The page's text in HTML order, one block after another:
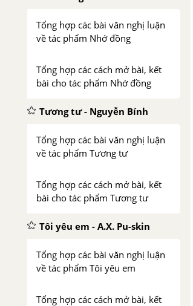
Tổng hợp các bài văn nghị luận
về tác phẩm Nhớ đồng
Tổng hợp các cách mở bài, kết
bài cho tác phẩm Nhớ đồng
Tương tư - Nguyễn Bính
Tổng hợp các bài văn nghị luận
về tác phẩm Tương tư
Tổng hợp các cách mở bài, kết
bài cho tác phẩm Tương tư
Tôi yêu em - A.X. Pu-skin
Tổng hợp các bài văn nghị luận
về tác phẩm Tôi yêu em
Tổng hợp các cách mở bài, kết